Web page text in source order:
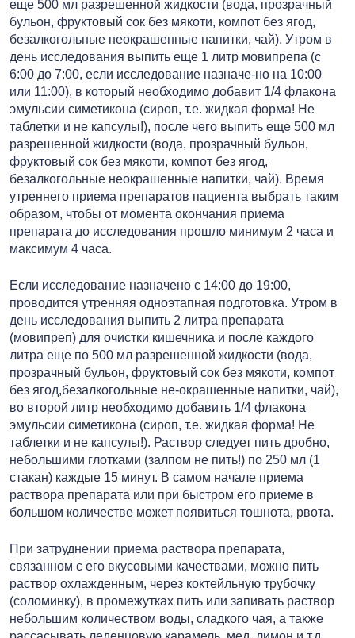
еще 500 мл разрешенной жидкости (вода, прозрачный
бульон, фруктовый сок без мякоти, компот без ягод,
безалкогольные неокрашенные напитки, чай). Утром в
день исследования выпить еще 1 литр мовипрепа (с
6:00 до 7:00, если исследование назначе-но на 10:00
или 11:00), в который необходимо добавит 1/4 флакона
эмульсии симетикона (сироп, т.е. жидкая форма! Не
таблетки и не капсулы!), после чего выпить еще 500 мл
разрешенной жидкости (вода, прозрачный бульон,
фруктовый сок без мякоти, компот без ягод,
безалкогольные неокрашенные напитки, чай). Время
утреннего приема препаратов пациента выбрать таким
образом, чтобы от момента окончания приема
препарата до исследования прошло минимум 2 часа и
максимум 4 часа.
Если исследование назначено с 14:00 до 19:00,
проводится утренняя одноэтапная подготовка. Утром в
день исследования выпить 2 литра препарата
(мовипреп) для очистки кишечника и после каждого
литра еще по 500 мл разрешенной жидкости (вода,
прозрачный бульон, фруктовый сок без мякоти, компот
без ягод,безалкогольные не-окрашенные напитки, чай),
во второй литр необходимо добавить 1/4 флакона
эмульсии симетикона (сироп, т.е. жидкая форма! Не
таблетки и не капсулы!). Раствор следует пить дробно,
небольшими глотками (залпом не пить!) по 250 мл (1
стакан) каждые 15 минут. В самом начале приема
раствора препарата или при быстром его приеме в
большом количестве может появиться тошнота, рвота.
При затруднении приема раствора препарата,
связанном с его вкусовыми качествами, можно пить
раствор охлажденным, через коктейльную трубочку
(соломинку), в промежутках пить или запивать раствор
небольшим количеством воды, сладкого чая, а также